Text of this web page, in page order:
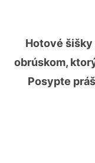
Hotové
obrúskom,
Posypte